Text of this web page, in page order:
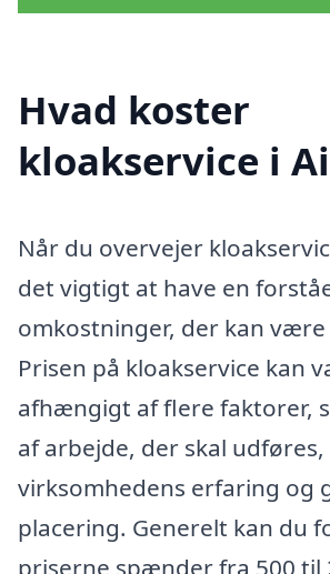
Hvad koster
kloakservice i
Når du overvejer
det vigtigt at have en
omkostninger, der kan
Prisen på kloakservice kan
afhængigt af flere faktorer,
af arbejde, der skal udføres,
virksomhedens erfaring og
placering. Generelt kan du
priserne spænder fra 500 til